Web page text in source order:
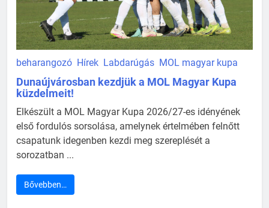
beharangozó Hírek Labdarúgás MOL magyar kupa
Dunaújvárosban kezdjük a MOL Magyar Kupa
küzdelmeit!
Elkészült a MOL Magyar Kupa 2026/27-es idényének
első fordulós sorsolása, amelynek értelmében felnőtt
csapatunk idegenben kezdi meg szereplését a
sorozatban ...
Bővebben…